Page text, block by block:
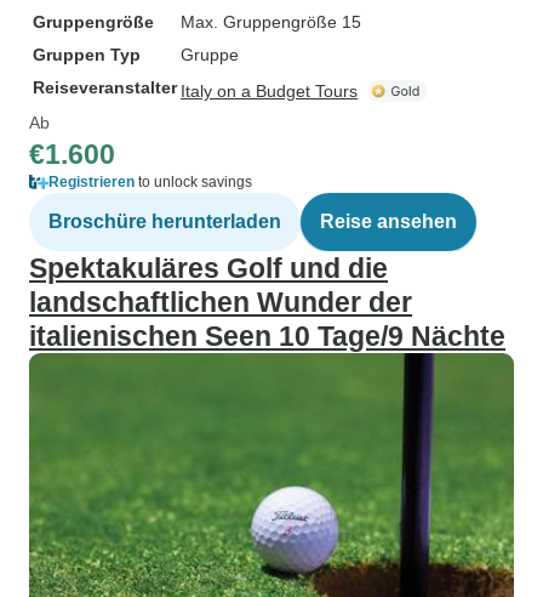
Gruppengröße
Max. Gruppengröße 15
Gruppen Typ
Gruppe
Reiseveranstalter Italy on a Budget Tours
Ab
€1.600
Registrieren to unlock savings
Broschüre herunterladen Reise ansehen
Spektakuläres Golf und die
landschaftlichen Wunder der
italienischen Seen 10 Tage/9 Nächte